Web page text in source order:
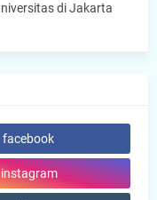
di Jakarta
facebook
instagram